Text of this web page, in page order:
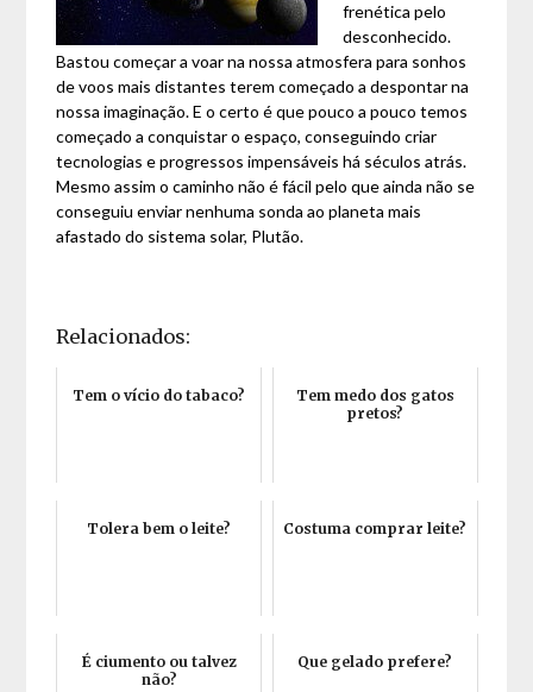
frenética pelo
desconhecido.
Bastou começar a voar na nossa atmosfera para sonhos
de voos mais distantes terem começado a despontar na
nossa imaginação. E o certo é que pouco a pouco temos
começado a conquistar o espaço, conseguindo criar
tecnologias e progressos impensáveis há séculos atrás.
Mesmo assim o caminho não é fácil pelo que ainda não se
conseguiu enviar nenhuma sonda ao planeta mais
afastado do sistema solar, Plutão.
Relacionados:
Tem o vício do tabaco?
Tem medo dos gatos
pretos?
Tolera bem o leite? Costuma comprar leite?
É ciumento ou talvez
não?
Que gelado prefere?